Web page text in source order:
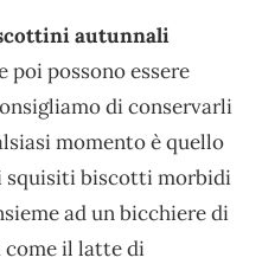
autunnali
poi possono essere
di conservarli
momento è quello
squisiti biscotti morbidi
ad un bicchiere di
come il latte di